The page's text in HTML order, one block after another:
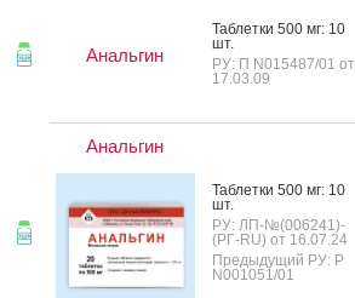
Анальгин
Таб­летки 500 мг: 10
шт.
РУ: П N015487/01 от
17.03.09
Анальгин
Таб­летки 500 мг: 10
шт.
РУ: ЛП-№(006241)-
(РГ-RU) от 16.07.24
Предыдущий РУ: Р
N001051/01